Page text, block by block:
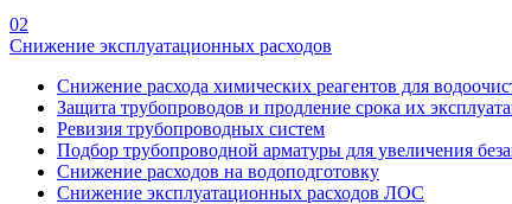
02
Снижение эксплуатационных расходов
Снижение расхода химических реагентов для
Защита трубопроводов и продление срока их
Ревизия трубопроводных систем
Подбор трубопроводной арматуры для увеличения
Снижение расходов на водоподготовку
Снижение эксплуатационных расходов ЛОС